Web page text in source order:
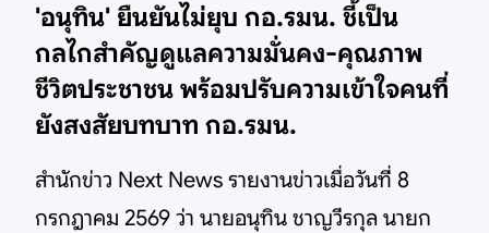
'อนุทิน' ยืนยันไม่ยุบ กอ.รมน. ชี้เป็น
กลไกสำคัญดูแลความมั่นคง-คุณภาพ
ชีวิตประชาชน พร้อมปรับความเข้าใจคนที่
ยังสงสัยบทบาท กอ.รมน.
สำนักข่าว Next News รายงานข่าวเมื่อวันที่ 8
กรกฎาคม 2569 ว่า นายอนุทิน ชาญวีรกุล นายก